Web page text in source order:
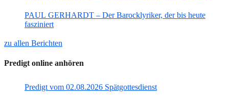
PAUL GERHARDT – Der Barocklyriker, der bis heute
fasziniert
zu allen Berichten
Predigt online anhören
Predigt vom 02.08.2026 Spätgottesdienst